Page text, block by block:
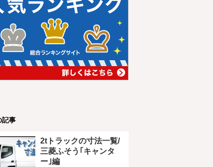
記事
2tトラックの寸法一覧/
三菱ふそう｢キャンタ
ー｣編